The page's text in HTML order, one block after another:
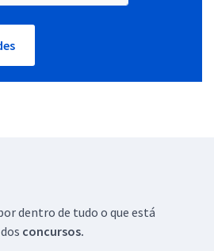
dentro de tudo o que está
concursos.